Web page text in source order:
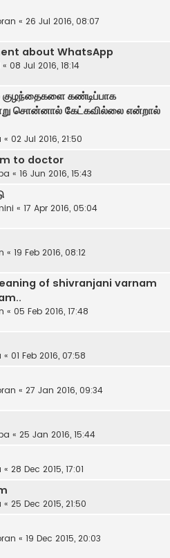
« 26 Jul 2016, 08:07
about WhatsApp
« 08 Jul 2016, 18:14
கண்டிப்பாக
சொன்னால் கேட்கவில்லை என்றால்
« 02 Jul 2016, 21:50
to doctor
« 16 Jun 2016, 15:43
« 17 Apr 2016, 05:04
« 19 Feb 2016, 08:12
of shivranjani varnam
« 05 Feb 2016, 17:48
« 01 Feb 2016, 07:58
« 27 Jan 2016, 09:34
« 25 Jan 2016, 15:44
« 28 Dec 2015, 17:01
« 25 Dec 2015, 21:50
« 19 Dec 2015, 20:03